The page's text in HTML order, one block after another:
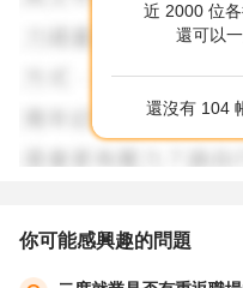
近 2000 位
還可以
還沒有 104
你可能感興趣的問題